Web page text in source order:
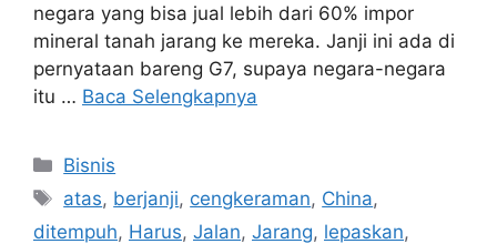
negara yang bisa jual lebih dari 60% impor
mineral tanah jarang ke mereka. Janji ini ada di
pernyataan bareng G7, supaya negara-negara
itu … Baca Selengkapnya
Kategori
Bisnis
Tag
atas, berjanji, cengkeraman, China,
ditempuh, Harus, Jalan, Jarang, lepaskan,